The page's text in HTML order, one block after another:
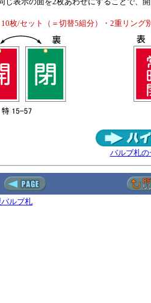
枚/セット（＝切替5組分）・2重リング
バルブ札
ルブ札